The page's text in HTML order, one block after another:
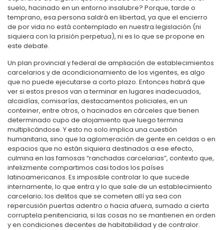
suelo, hacinado en un entorno insalubre? Porque, tarde o
temprano, esa persona saldrá en libertad, ya que el encierro
de por vida no está contemplado en nuestra legislación (ni
siquiera con la prisión perpetua), ni es lo que se propone en
este debate.
Un plan provincial y federal de ampliación de establecimientos
carcelarios y de acondicionamiento de los vigentes, es algo
que no puede ejecutarse a corto plazo. Entonces habrá que
ver si estos presos van a terminar en lugares inadecuados,
alcaidías, comisarías, destacamentos policiales, en un
conteiner, entre otros, o hacinados en cárceles que tienen
determinado cupo de alojamiento que luego termina
multiplicándose. Y esto no solo implica una cuestión
humanitaria, sino que la aglomeración de gente en celdas o en
espacios que no están siquiera destinados a ese efecto,
culmina en las famosas “ranchadas carcelarias”, contexto que,
infelizmente compartimos casi todos los países
latinoamericanos. Es imposible controlar lo que sucede
internamente, lo que entra y lo que sale de un establecimiento
carcelario; los delitos que se cometen allí ya sea con
repercusión puertas adentro o hacia afuera, sumado a cierta
corruptela penitenciaria, si las cosas no se mantienen en orden
y en condiciones decentes de habitabilidad y de contralor.